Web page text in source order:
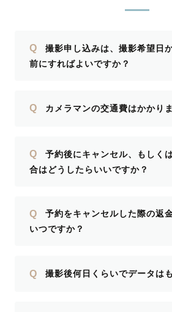
Q
撮影申し込みは、撮影希望日
前にすればよいですか？
Q カメラマンの交通費はかかり
Q
予約後にキャンセル、もしく
合はどうしたらいいですか？
Q
予約をキャンセルした際の返
いつですか？
Q 撮影後何日くらいでデータは